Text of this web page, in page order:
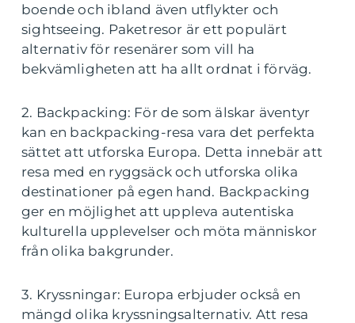
boende och ibland även utflykter och
sightseeing. Paketresor är ett populärt
alternativ för resenärer som vill ha
bekvämligheten att ha allt ordnat i förväg.
2. Backpacking: För de som älskar äventyr
kan en backpacking-resa vara det perfekta
sättet att utforska Europa. Detta innebär att
resa med en ryggsäck och utforska olika
destinationer på egen hand. Backpacking
ger en möjlighet att uppleva autentiska
kulturella upplevelser och möta människor
från olika bakgrunder.
3. Kryssningar: Europa erbjuder också en
mängd olika kryssningsalternativ. Att resa